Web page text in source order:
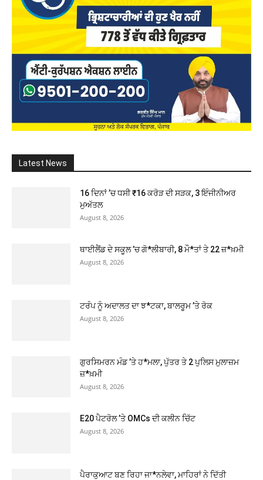
Latest News
16 ਦਿਨਾਂ ’ਚ ਧਸੀ ₹16 ਕਰੋੜ ਦੀ ਸੜਕ, 3 ਇੰਜੀਨੀਅਰ
ਮੁਅੱਤਲ
August 8, 2026
ਥਾਈਲੈਂਡ ਦੇ ਸਕੂਲ ’ਚ ਗੋ*ਲੀਬਾਰੀ, 8 ਮੌ*ਤਾਂ ਤੇ 22 ਜ਼*ਖ਼ਮੀ
August 8, 2026
ਟਰੰਪ ਨੂੰ ਅਦਾਲਤ ਦਾ ਝ*ਟਕਾ, ਬਾਲਰੂਮ ’ਤੇ ਰੋਕ
August 8, 2026
ਗੁਰਸਿਮਰਨ ਮੰਡ ’ਤੇ ਹ*ਮਲਾ, ਪੁੱਤਰ ਤੇ 2 ਪੁਲਿਸ ਮੁਲਾਜ਼ਮ
ਜ਼*ਖ਼ਮੀ
August 8, 2026
E20 ਪੈਟਰੋਲ ’ਤੇ OMCs ਦੀ ਕਲੀਨ ਚਿੱਟ
August 8, 2026
ਪੈਰਾਕੁਆਟ ਬਣ ਰਿਹਾ ਜਾ*ਨਲੇਵਾ, ਮਾਹਿਰਾਂ ਨੇ ਦਿੱਤੀ